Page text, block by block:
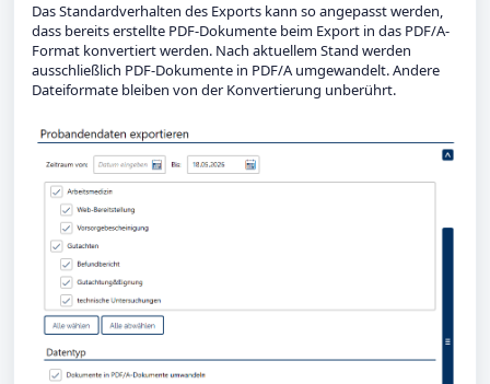
Das Standardverhalten des Exports kann so angepasst werden,
dass bereits erstellte PDF-Dokumente beim Export in das PDF/A-
Format konvertiert werden. Nach aktuellem Stand werden
ausschließlich PDF-Dokumente in PDF/A umgewandelt. Andere
Dateiformate bleiben von der Konvertierung unberührt.